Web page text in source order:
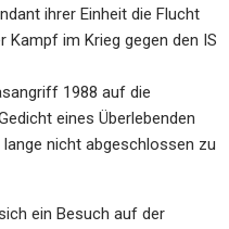
ihrer Einheit die Flucht
Kampf im Krieg gegen den IS
1988 auf die
eines Überlebenden
nicht abgeschlossen zu
ein Besuch auf der